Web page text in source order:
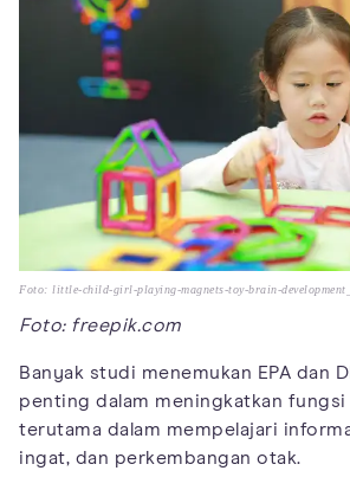
Foto: little-child-girl-playing-magnets-toy-brain-
Foto: freepik.com
Banyak studi menemukan EPA dan
penting dalam meningkatkan fungsi
terutama dalam mempelajari
ingat, dan perkembangan otak.